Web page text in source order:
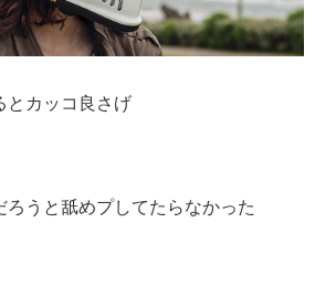
とカッコ良さげ
ろうと舐めプしてたらなかった